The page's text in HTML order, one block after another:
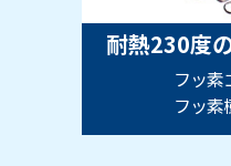
耐熱230度
フッ素
フッ素